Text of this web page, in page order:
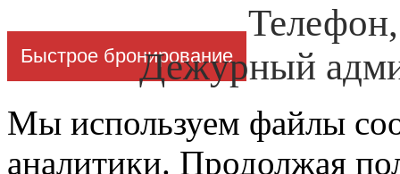
Дежурный
Быстрое бронирование
Мы используем файлы
аналитики. Продолжая